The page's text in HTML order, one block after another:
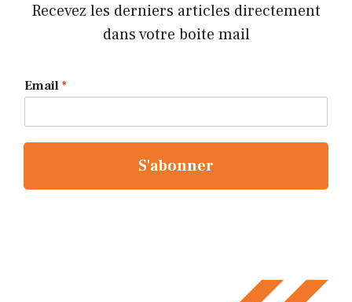
Recevez les derniers articles directement
dans votre boite mail
Email *
S'abonner